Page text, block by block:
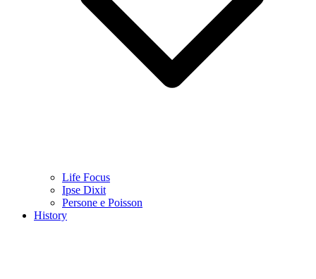
Life Focus
Ipse Dixit
Persone e Poisson
History